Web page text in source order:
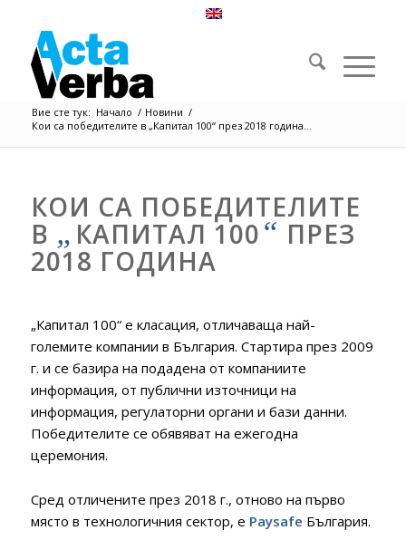
Вие сте тук: Начало / Новини /
Кои са победителите в „Капитал 100“ през 2018 година...
КОИ СА ПОБЕДИТЕЛИТЕ
В „ КАПИТАЛ 100“ ПРЕЗ
2018 ГОДИНА
„Капитал 100“ е класация, отличаваща най-
големите компании в България. Стартира през 2009
г. и се базира на подадена от компаниите
информация, от публични източници на
информация, регулаторни органи и бази данни.
Победителите се обявяват на ежегодна
церемония.
Сред отличените през 2018 г., отново на първо
място в технологичния сектор, е Paysafe България.